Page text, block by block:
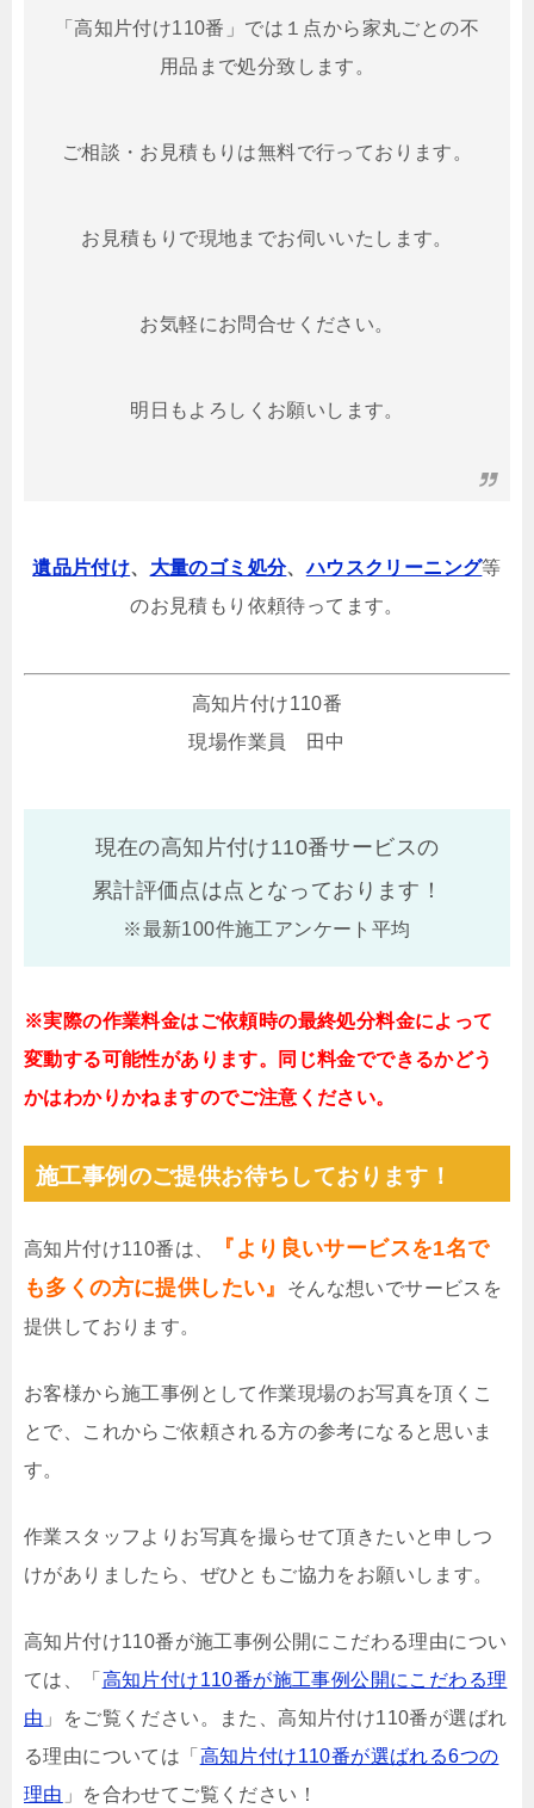
「高知片付け110番」では１点から家丸ごとの不
用品まで処分致します。
ご相談・お見積もりは無料で行っております。
お見積もりで現地までお伺いいたします。
お気軽にお問合せください。
明日もよろしくお願いします。
遺品片付け、 大量のゴミ処分、ハウスクリーニング等
のお見積もり依頼待ってます。
高知片付け110番
現場作業員 田中
現在の高知片付け110番サービスの
累計評価点は点となっております！
※最新100件施工アンケート平均
※実際の作業料金はご依頼時の最終処分料金によって
変動する可能性があります。同じ料金でできるかどう
かはわかりかねますのでご注意ください。
施工事例のご提供お待ちしております！
高知片付け110番は、
『より良いサービスを1名で
も多くの方に提供したい』
そんな想いでサービスを
提供しております。
お客様から施工事例として作業現場のお写真を頂くこ
とで、これからご依頼される方の参考になると思いま
す。
作業スタッフよりお写真を撮らせて頂きたいと申しつ
けがありましたら、ぜひともご協力をお願いします。
高知片付け110番が施工事例公開にこだわる理由につい
ては、「 高知片付け110番が施工事例公開にこだわる理
由 」をご覧ください。また、高知片付け110番が選ばれ
る理由については「 高知片付け110番が選ばれる6つの
理由 」を合わせてご覧ください！